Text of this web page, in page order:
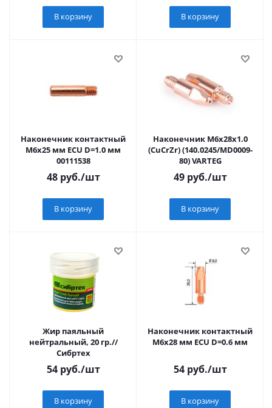
В корзину В корзину
Наконечник контактный
М6х25 мм ECU D=1.0 мм
00111538
48руб./шт
В корзину
Наконечник М6х28х1.0
(CuCrZr) (140.0245/MD0009-
80) VARTEG
49руб./шт
В корзину
Жир паяльный
нейтральный, 20 гр.//
Сибртех
54руб./шт
В корзину
Наконечник контактный
М6х28 мм ECU D=0.6 мм
54руб./шт
В корзину